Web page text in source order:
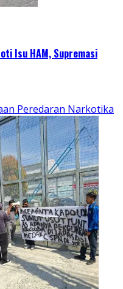
Isu HAM, Supremasi
Peredaran Narkotika